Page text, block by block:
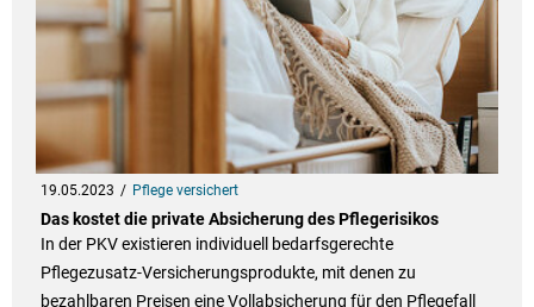
19.05.2023 Pflege versichert
Das kostet die private Absicherung des Pflegerisikos
In der PKV existieren individuell bedarfsgerechte
Pflegezusatz-Versicherungsprodukte, mit denen zu
bezahlbaren Preisen eine Vollabsicherung für den Pflegefall